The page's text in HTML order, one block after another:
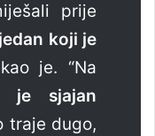
prije
jedan koji je
je. “Na
je sjajan
traje dugo,